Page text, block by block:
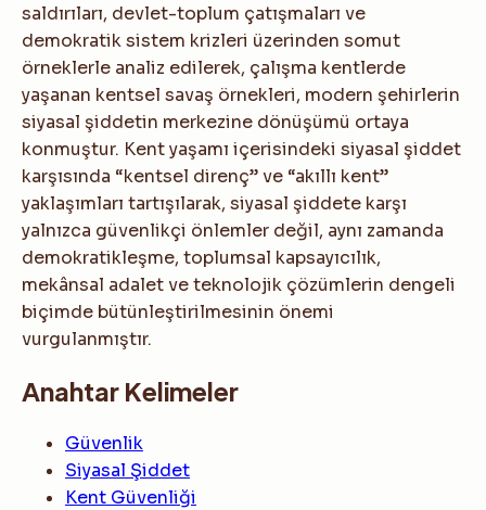
saldırıları, devlet-toplum çatışmaları ve
demokratik sistem krizleri üzerinden somut
örneklerle analiz edilerek, çalışma kentlerde
yaşanan kentsel savaş örnekleri, modern şehirlerin
siyasal şiddetin merkezine dönüşümü ortaya
konmuştur. Kent yaşamı içerisindeki siyasal şiddet
karşısında “kentsel direnç” ve “akıllı kent”
yaklaşımları tartışılarak, siyasal şiddete karşı
yalnızca güvenlikçi önlemler değil, aynı zamanda
demokratikleşme, toplumsal kapsayıcılık,
mekânsal adalet ve teknolojik çözümlerin dengeli
biçimde bütünleştirilmesinin önemi
vurgulanmıştır.
Anahtar Kelimeler
Güvenlik
Siyasal Şiddet
Kent Güvenliği